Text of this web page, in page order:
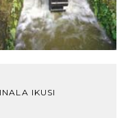
IKUSI